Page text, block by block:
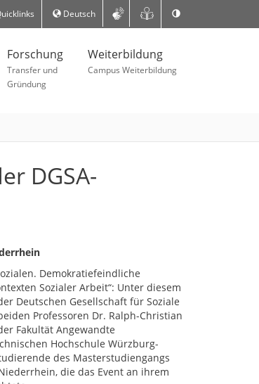
Deutsch
Forschung
Transfer und
Gründung
Weiterbildung
Campus Weiterbildung
DGSA-
Demokratiefeindliche
Sozialer Arbeit“: Unter diesem
Deutschen Gesellschaft für Soziale
Professoren Dr. Ralph-Christian
Fakultät Angewandte
Hochschule Würzburg-
des Masterstudiengangs
die das Event an ihrem